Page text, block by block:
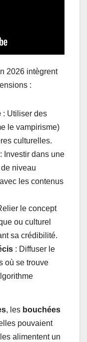
2026 intègrent
:
: Utiliser des
le vampirisme)
culturelles.
: Investir dans une
niveau
les contenus
le concept
ou culturel
sa crédibilité.
: Diffuser le
où se trouve
, les bouchées
pouvaient
alimentent un